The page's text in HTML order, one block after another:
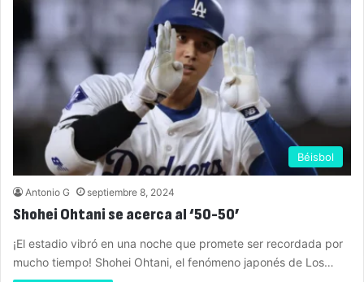
Béisbol
Antonio G septiembre 8, 2024
Shohei Ohtani se acerca al ‘50-50’
¡El estadio vibró en una noche que promete ser recordada por
mucho tiempo! Shohei Ohtani, el fenómeno japonés de Los…